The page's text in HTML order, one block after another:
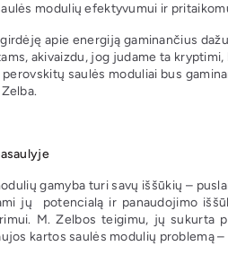
modulių efektyvumui ir
apie energiją gaminančius
akivaizdu, jog judame ta
saulės moduliai bus
gamyba turi savų iššūkių –
jų potencialą ir panaudojimo
M. Zelbos teigimu, jų sukurta
kartos saulės modulių problemą –